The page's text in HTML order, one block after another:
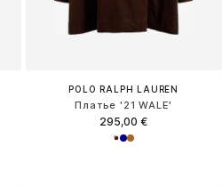
POLO RALPH LAUREN
Платье '21 WALE'
295,00 €